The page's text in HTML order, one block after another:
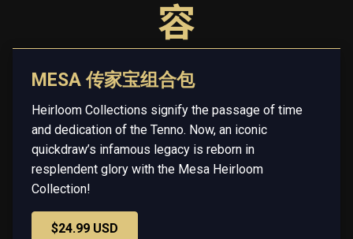
容
MESA 传家宝组合包
Heirloom Collections signify the passage of time
and dedication of the Tenno. Now, an iconic
quickdraw’s infamous legacy is reborn in
resplendent glory with the Mesa Heirloom
Collection!
$24.99 USD